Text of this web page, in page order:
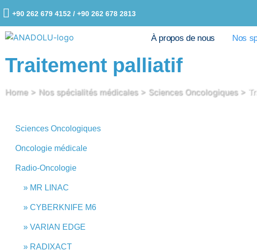
+90 262 679 4152 / +90 262 678 2813
À propos de nous Nos
Traitement palliatif
Home > Nos spécialités médicales > Sciences Oncologiques >
Sciences Oncologiques
Oncologie médicale
Radio-Oncologie
MR LINAC
CYBERKNIFE M6
VARIAN EDGE
RADIXACT